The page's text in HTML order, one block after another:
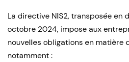
La directive NIS2, transposée en
octobre 2024, impose aux
nouvelles obligations en matière
notamment :